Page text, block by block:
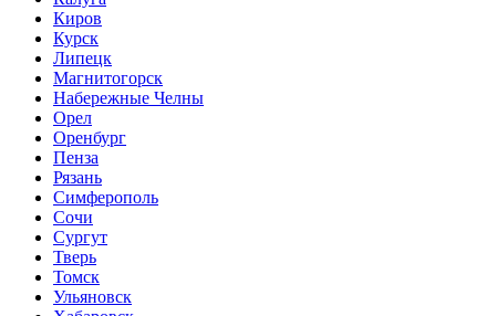
Киров
Курск
Липецк
Магнитогорск
Набережные Челны
Орел
Оренбург
Пенза
Рязань
Симферополь
Сочи
Сургут
Тверь
Томск
Ульяновск